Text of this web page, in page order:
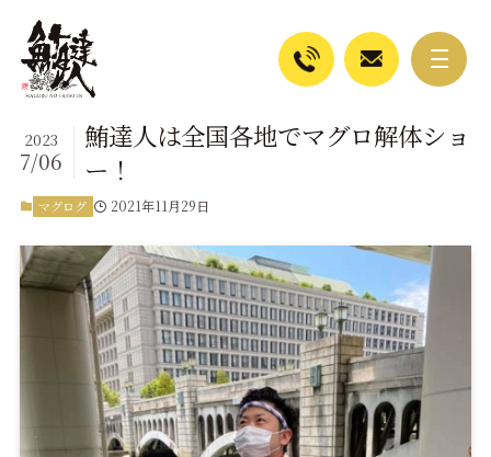
鮪達人は全国各地でマグロ解体ショ
ー！
2023
7/06
マグログ 2021年11月29日